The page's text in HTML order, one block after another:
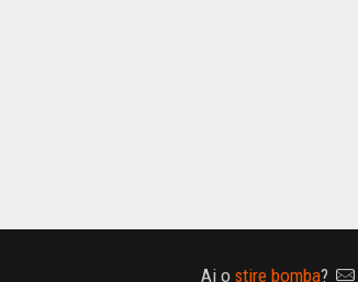
Ai o stire bomba?